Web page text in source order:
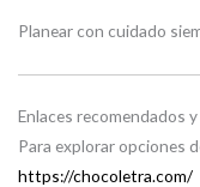
Planear con cuidado
Enlaces recomendados
Para explorar opciones
https://chocoletra.com/